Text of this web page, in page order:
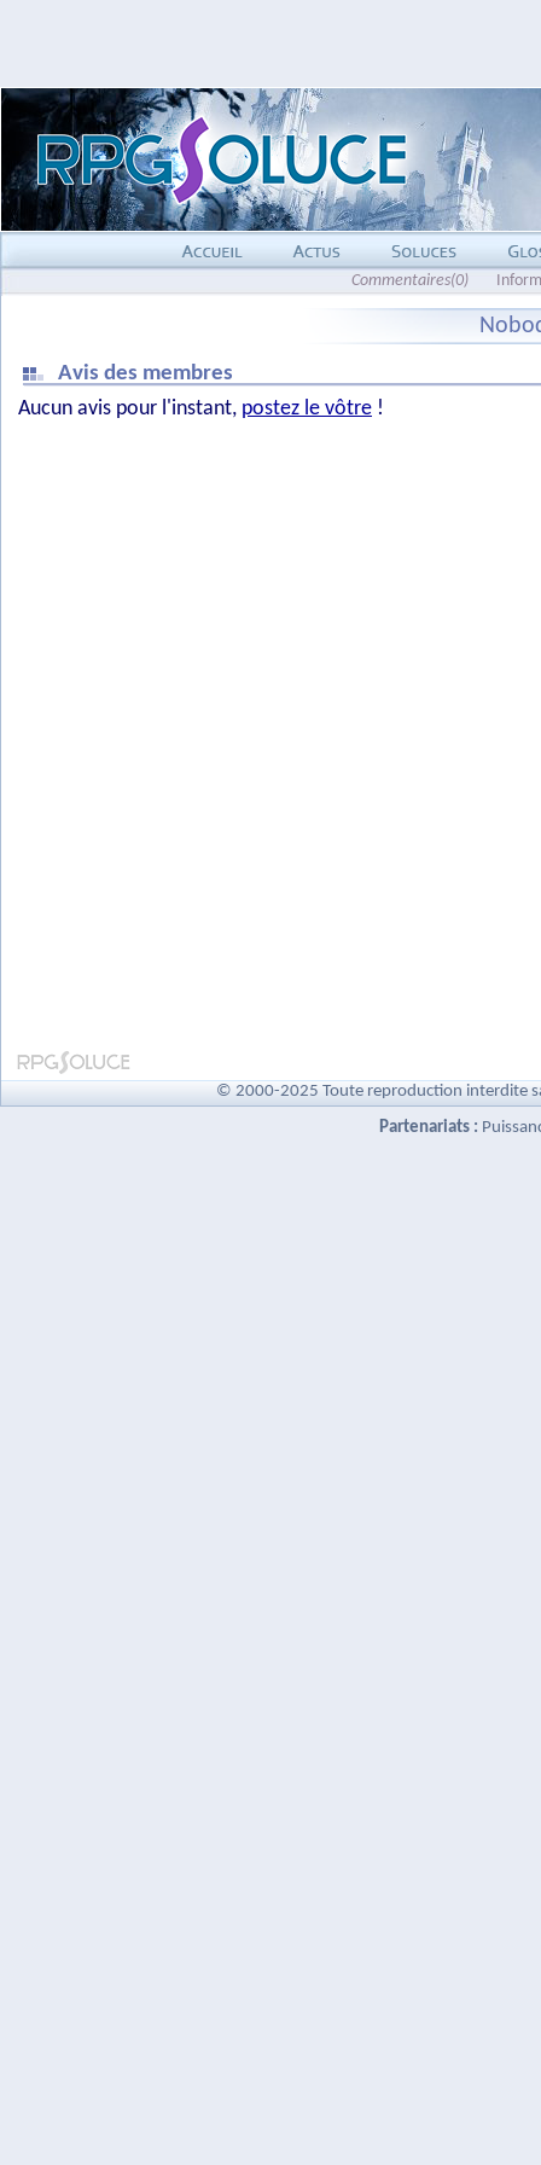
Commentaires(0)
Avis des membres
Aucun avis pour l'instant, postez le vôtre !
© 2000-2025 Toute reproduction interdite
Partenariats :